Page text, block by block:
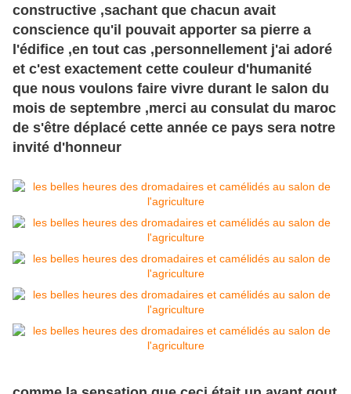
constructive ,sachant que chacun avait
conscience qu'il pouvait apporter sa pierre a
l'édifice ,en tout cas ,personnellement j'ai adoré
et c'est exactement cette couleur d'humanité
que nous voulons faire vivre durant le salon du
mois de septembre ,merci au consulat du maroc
de s'être déplacé cette année ce pays sera notre
invité d'honneur